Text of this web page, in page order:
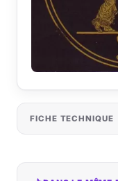
FICHE TECHNIQUE